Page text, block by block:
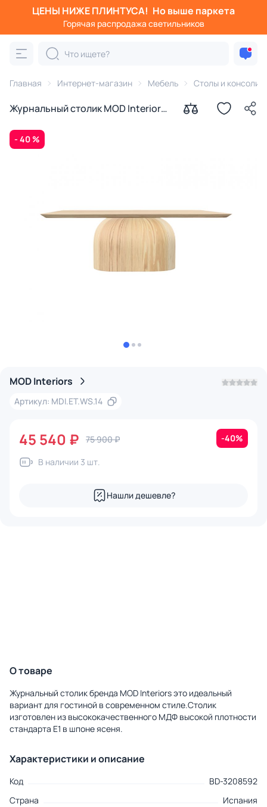
ЦЕНЫ НИЖЕ ПЛИНТУСА! Но выше паркета
Горячая распродажа светильников
Главная Интернет-магазин Мебель Столы и консоли
Журнальный столик MOD Interiors
- 40 %
MOD Interiors
Артикул: MDI.ET.WS.14
45 540 ₽ 75 900 ₽ -40%
В наличии 3 шт.
Нашли дешевле?
О товаре
Журнальный столик бренда MOD Interiors это идеальный
вариант для гостиной в современном стиле.Столик
изготовлен из высококачественного МДФ высокой плотности
стандарта Е1 в шпоне ясеня.
Характеристики и описание
Код
BD-3208592
Страна
Испания